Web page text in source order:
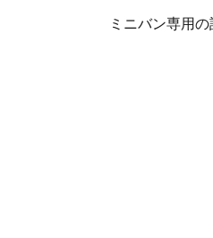
いスラ
ンバー
ミニバン専用